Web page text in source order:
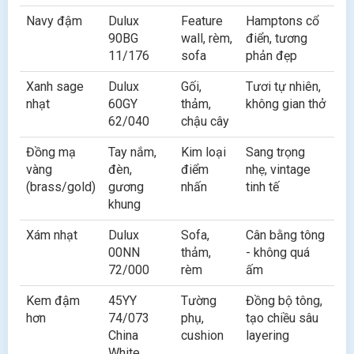
Navy đậm
Dulux
90BG
11/176
Feature
wall, rèm,
sofa
Hamptons cổ
điển, tương
phản đẹp
Xanh sage
nhạt
Dulux
60GY
62/040
Gối,
thảm,
chậu cây
Tươi tự nhiên,
không gian thở
Đồng mạ
vàng
(brass/gold)
Tay nắm,
đèn,
gương
khung
Kim loại
điểm
nhấn
Sang trọng
nhẹ, vintage
tinh tế
Xám nhạt
Dulux
00NN
72/000
Sofa,
thảm,
rèm
Cân bằng tông
- không quá
ấm
Kem đậm
hơn
45YY
74/073
China
Tường
phụ,
cushion
Đồng bộ tông,
tạo chiều sâu
layering